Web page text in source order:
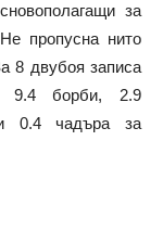
за
пропусна нито
8 двубоя записа
9.4 борби, 2.9
и 0.4 чадъра за